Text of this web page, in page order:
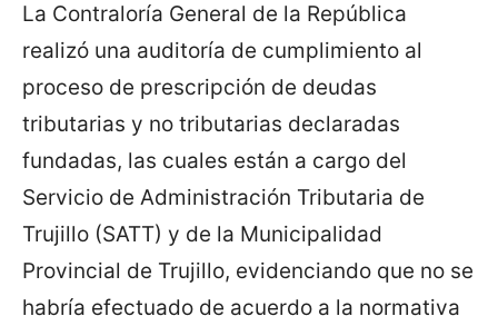
La Contraloría General de la República
realizó una auditoría de cumplimiento al
proceso de prescripción de deudas
tributarias y no tributarias declaradas
fundadas, las cuales están a cargo del
Servicio de Administración Tributaria de
Trujillo (SATT) y de la Municipalidad
Provincial de Trujillo, evidenciando que no se
habría efectuado de acuerdo a la normativa